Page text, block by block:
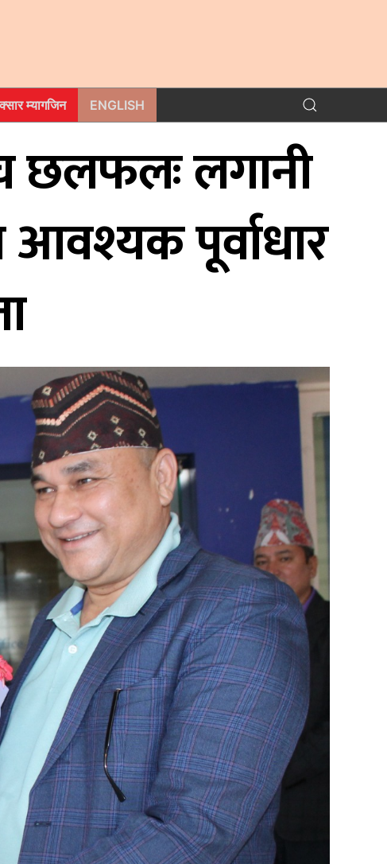
म्यागजिन ENGLISH
छलफलः लगानी
आवश्यक पूर्वाधार